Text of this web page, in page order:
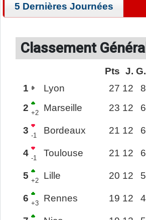
5 Dernières Journées
Classement Général
Pts J. G.
1
Lyon 27 12 8
2 +2 Marseille 23 12 6
3 -1 Bordeaux 21 12 6
4 -1 Toulouse 21 12 6
5 +2 Lille 20 12 5
6 +3 Rennes 19 12 4